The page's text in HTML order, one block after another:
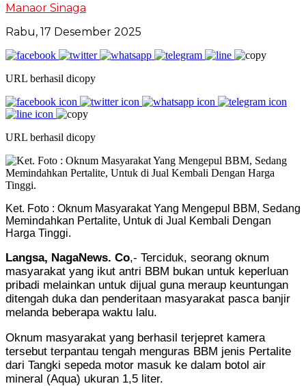
Manaor Sinaga
Rabu, 17 Desember 2025
URL berhasil dicopy
URL berhasil dicopy
Ket. Foto : Oknum Masyarakat Yang Mengepul BBM, Sedang
Memindahkan Pertalite, Untuk di Jual Kembali Dengan
Harga Tinggi.
Langsa, NagaNews. Co,- Terciduk, seorang oknum
masyarakat yang ikut antri BBM bukan untuk keperluan
pribadi melainkan untuk dijual guna meraup keuntungan
ditengah duka dan penderitaan masyarakat pasca banjir
melanda beberapa waktu lalu.
Oknum masyarakat yang berhasil terjepret kamera
tersebut terpantau tengah menguras BBM jenis Pertalite
dari Tangki sepeda motor masuk ke dalam botol air
mineral (Aqua) ukuran 1,5 liter.